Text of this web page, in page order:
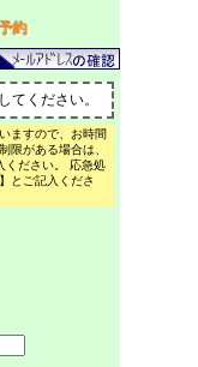
予約
てください。
ますので、お時間
限がある場合は、
ください。 応急処
とご記入くださ